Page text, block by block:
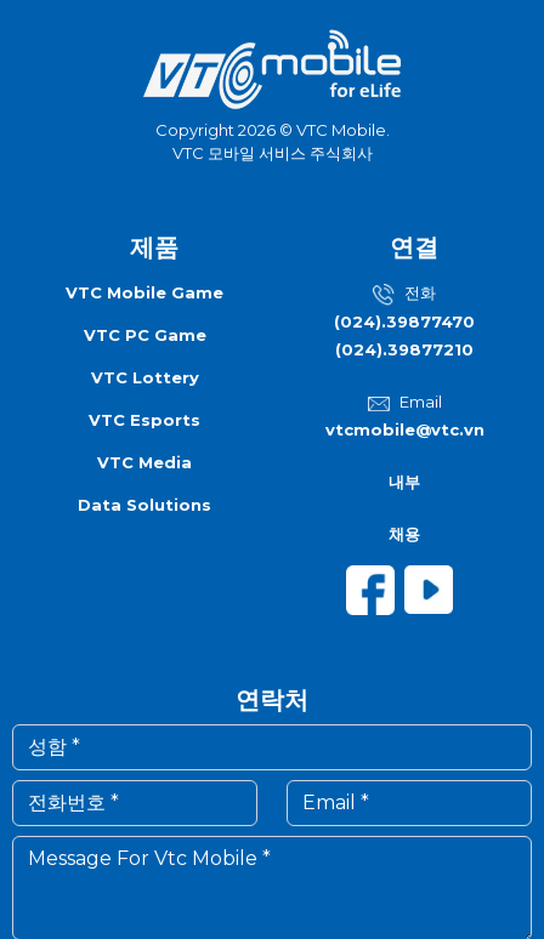
Copyright 2026 © VTC Mobile.
VTC 모바일 서비스 주식회사
제품
VTC Mobile Game
VTC PC Game
VTC Lottery
VTC Esports
VTC Media
Data Solutions
연결
전화
(024).39877470
(024).39877210
Email
vtcmobile@vtc.vn
내부
채용
연락처